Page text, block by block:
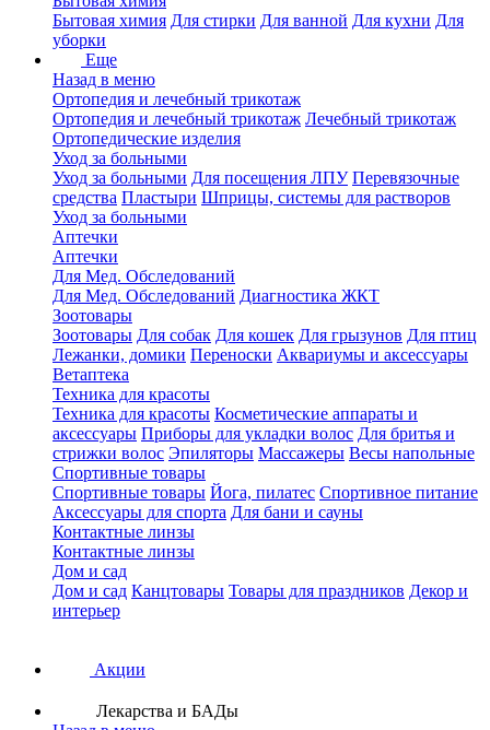
Бытовая химия Для стирки Для ванной Для кухни Для
уборки
Еще
Назад в меню
Ортопедия и лечебный трикотаж
Ортопедия и лечебный трикотаж Лечебный трикотаж
Ортопедические изделия
Уход за больными
Уход за больными Для посещения ЛПУ Перевязочные
средства Пластыри Шприцы, системы для растворов
Уход за больными
Аптечки
Аптечки
Для Мед. Обследований
Для Мед. Обследований Диагностика ЖКТ
Зоотовары
Зоотовары Для собак Для кошек Для грызунов Для птиц
Лежанки, домики Переноски Аквариумы и аксессуары
Ветаптека
Техника для красоты
Техника для красоты Косметические аппараты и
аксессуары Приборы для укладки волос Для бритья и
стрижки волос Эпиляторы Массажеры Весы напольные
Спортивные товары
Спортивные товары Йога, пилатес Спортивное питание
Аксессуары для спорта Для бани и сауны
Контактные линзы
Контактные линзы
Дом и сад
Дом и сад Канцтовары Товары для праздников Декор и
интерьер
Акции
Лекарства и БАДы